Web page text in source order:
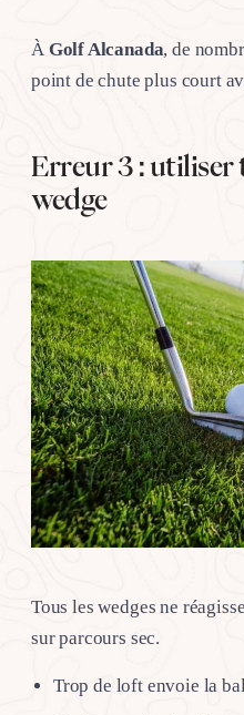
À Golf Alcanada, de
point de chute plus court
Erreur 3 : utiliser
wedge
Tous les wedges ne
sur parcours sec.
Trop de loft envoie la